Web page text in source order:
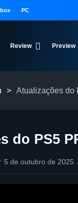
PC
Review Preview
> Atualizações do
do PS5
5 de outubro de 2025